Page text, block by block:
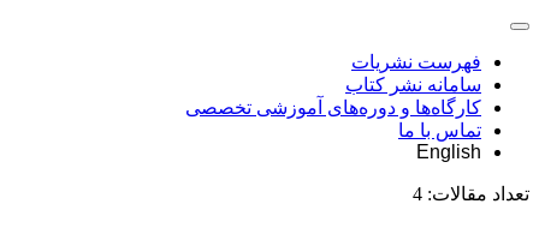
فهرست نشریات
سامانه نشر کتاب
کارگاه‌ها و دوره‌های آموزشی تخصصی
تماس با ما
English
تعداد مقالات: 4